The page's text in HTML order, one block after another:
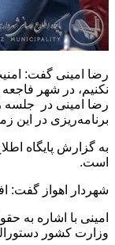
رضا امینی گفت:
نکنیم، در شهر
برنامه‌ریزی در این
به گزارش پایگاه
است.
شهردار اهواز
امینی با اشاره به
وزارت کشور